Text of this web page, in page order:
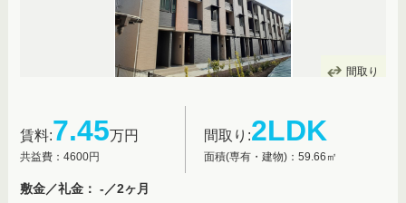
間取り
賃料:7.45万円
共益費：4600円
間取り:2LDK
面積(専有・建物)：59.66㎡
敷金／礼金： -／2ヶ月